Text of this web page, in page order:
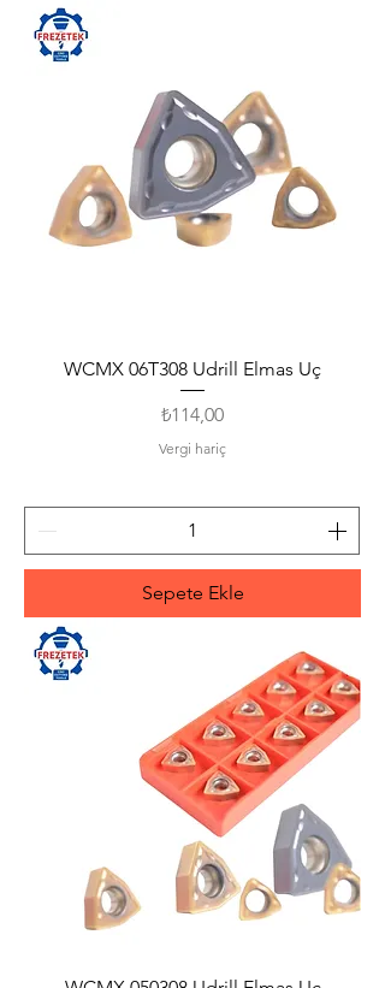
WCMX 06T308 Udrill Elmas Uç
Fiyat
₺114,00
Vergi hariç
Sepete Ekle